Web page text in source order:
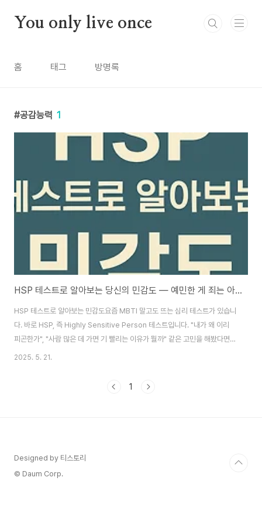
You only live once
홈 태그 방명록
공감능력 1
HSP 테스트로 알아보는 당신의 민감도 — 예민한 게 죄는 아니니까
HSP 테스트로 알아보는 민감도요즘 MBTI 말고도 뜨는 심리 테스트가 있습니
다. 바로 HSP, 즉 Highly Sensitive Person 테스트입니다. "내가 왜 이리
피곤한가", "사람 많은 데 가면 기 빨리는 이유가 뭘까" 같은 고민을 해봤다면,
이 테스트가 구독자님들께 딱 맞을거 같습니다.HSP란 대체 뭘까요?HSP는 미
15~20% 정도가 HSP 성향을 갖고 있다고합니다. 무슨 병이 아니고, 그냥 타
2025. 5. 21.
1
Designed by 티스토리
© Daum Corp.